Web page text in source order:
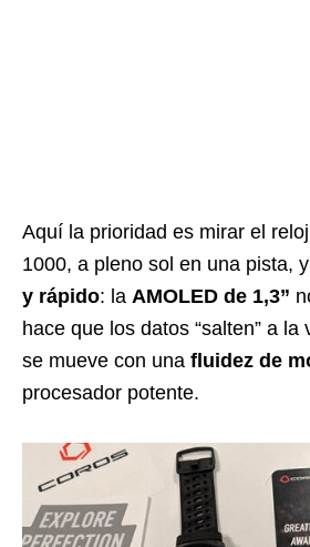
Aquí la prioridad es mirar el
1000, a pleno sol en una pista,
y rápido: la AMOLED de 1,3”
hace que los datos “salten” a
se mueve con una fluidez de
procesador potente.